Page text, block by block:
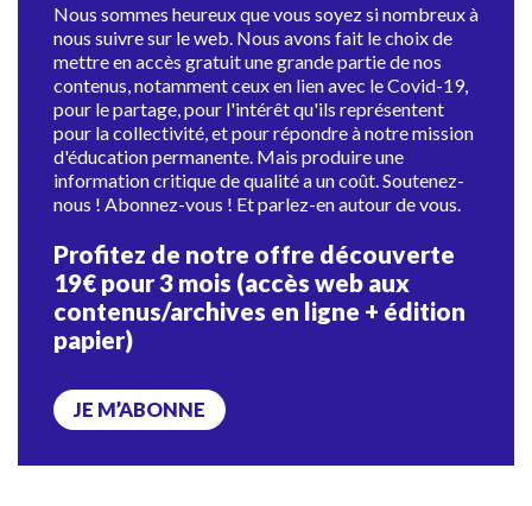
Nous sommes heureux que vous soyez si nombreux à
nous suivre sur le web. Nous avons fait le choix de
mettre en accès gratuit une grande partie de nos
contenus, notamment ceux en lien avec le Covid-19,
pour le partage, pour l'intérêt qu'ils représentent
pour la collectivité, et pour répondre à notre mission
d'éducation permanente. Mais produire une
information critique de qualité a un coût. Soutenez-
nous ! Abonnez-vous ! Et parlez-en autour de vous.
Profitez de notre offre découverte
19€ pour 3 mois (accès web aux
contenus/archives en ligne + édition
papier)
JE M’ABONNE